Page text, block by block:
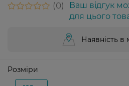
0
Ваш відгук
для цього
Наявність в
Розміри